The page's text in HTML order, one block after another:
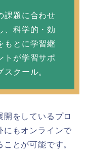
課題に合わせ
、科学的・効
もとに学習継
トが学習サポ
クール。
をしているプロ
にもオンラインで
とが可能です。